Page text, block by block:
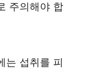
주의해야 합
는 섭취를 피